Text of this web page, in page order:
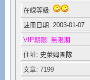
在線等級:
註冊日期: 2003-01-07
VIP期限: 無限期
住址: 史萊姆團隊
文章: 7199